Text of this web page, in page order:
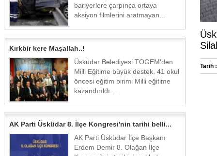
bariyerlere çarpınca ortaya
aksiyon filmlerini aratmayan...
Kırkbir kere Maşallah..!
Üsküdar Belediyesi TOGEM'den
Milli Eğitime büyük destek. 41 okul
öncesi eğitim birimi Milli eğitime
kazandırıldı....
AK Parti Üsküdar 8. İlçe Kongresi'nin tarihi belli...
AK Parti Üsküdar İlçe Başkanı
Erdem Demir 8. Olağan İlçe
Tarih :